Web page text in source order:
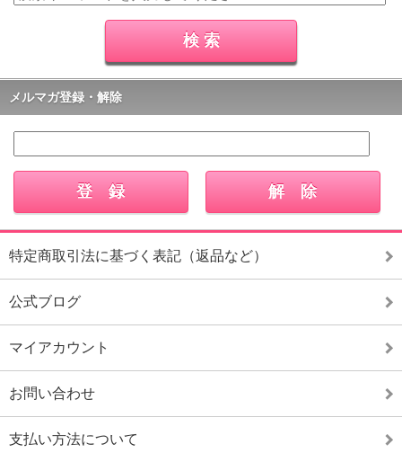
メルマガ登録・解除
特定商取引法に基づく表記（返品など）
公式ブログ
マイアカウント
お問い合わせ
支払い方法について